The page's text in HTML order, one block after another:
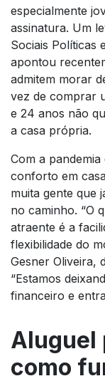
especialmente
assinatura. Um
Sociais Políticas
apontou
admitem morar
vez de comprar
e 24 anos não
a casa própria.
Com a
conforto em
muita gente que
no caminho. “O
atraente é a
flexibilidade do
Gesner Oliveira,
“Estamos
financeiro e
Aluguel
como